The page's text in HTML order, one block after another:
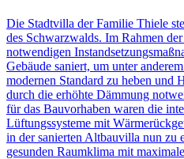
Die Stadtvilla der Familie Thiele
des Schwarzwalds. Im Rahmen
notwendigen
Gebäude saniert, um unter
modernen Standard zu heben und
durch die erhöhte Dämmung
für das Bauvorhaben waren die
Lüftungssysteme mit
in der sanierten Altbauvilla nun zu
gesunden Raumklima mit